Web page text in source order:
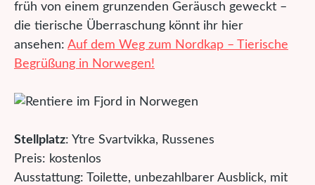
früh von einem grunzenden Geräusch geweckt –
die tierische Überraschung könnt ihr hier
ansehen: Auf dem Weg zum Nordkap – Tierische
Begrüßung in Norwegen!
Stellplatz: Ytre Svartvikka, Russenes
Preis: kostenlos
Ausstattung: Toilette, unbezahlbarer Ausblick, mit